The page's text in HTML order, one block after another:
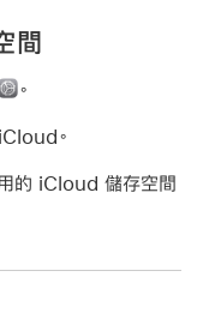
間
。
。
的 iCloud 儲存空間